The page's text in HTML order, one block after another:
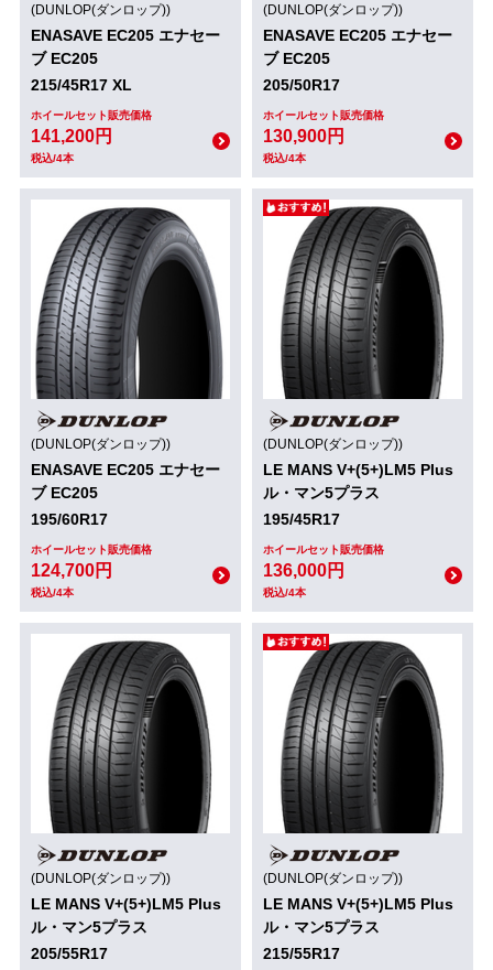
(DUNLOP(ダンロップ))
ENASAVE EC205 エナセー
ブ EC205
215/45R17 XL
ホイールセット販売価格
141,200円
税込/4本
(DUNLOP(ダンロップ))
ENASAVE EC205 エナセー
ブ EC205
205/50R17
ホイールセット販売価格
130,900円
税込/4本
(DUNLOP(ダンロップ))
ENASAVE EC205 エナセー
ブ EC205
195/60R17
ホイールセット販売価格
124,700円
税込/4本
(DUNLOP(ダンロップ))
LE MANS V+(5+)LM5 Plus
ル・マン5プラス
195/45R17
ホイールセット販売価格
136,000円
税込/4本
(DUNLOP(ダンロップ))
LE MANS V+(5+)LM5 Plus
ル・マン5プラス
205/55R17
(DUNLOP(ダンロップ))
LE MANS V+(5+)LM5 Plus
ル・マン5プラス
215/55R17